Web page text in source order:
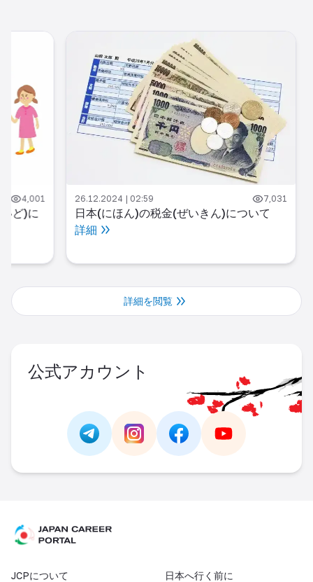
4,001
ど)に
26.12.2024 | 02:59 7,031
日本(にほん)の税金(ぜいきん)について
詳細
詳細を閲覧
公式アカウント
Link - https://t.me/https://
Link -
JCPについて
日本へ行く前に